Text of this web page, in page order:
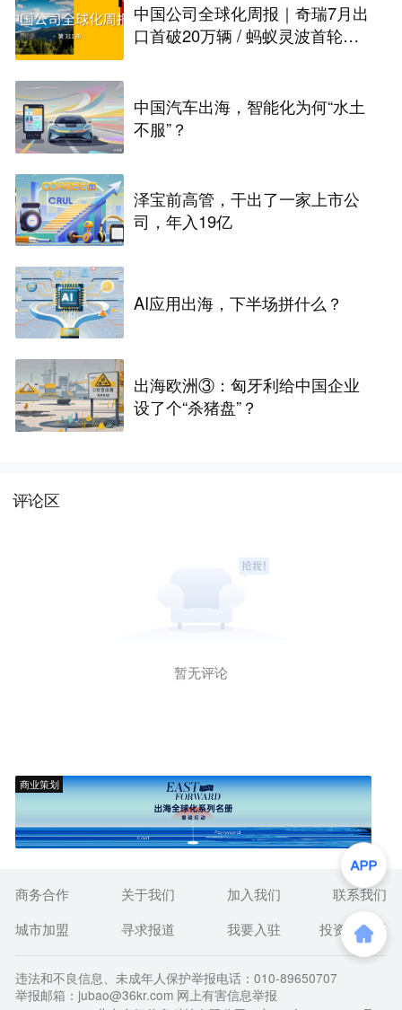
中国公司全球化周报｜奇瑞7月出
口首破20万辆 / 蚂蚁灵波首轮融
中国汽车出海，智能化为何“水土
不服”？
泽宝前高管，干出了一家上市公
司，年入19亿
AI应用出海，下半场拼什么？
出海欧洲③：匈牙利给中国企业
设了个“杀猪盘”？
评论区
暂无评论
商业策划
商务合作 关于我们 加入我们
联系我们
城市加盟
寻求报道 我要入驻 投资者关系
违法和不良信息、未成年人保护举报电话：010-89650707
举报邮箱：jubao@36kr.com 网上有害信息举报